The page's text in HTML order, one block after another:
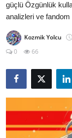
Kore Dünyası
Anime
Dizi & Film
güçlü Özgünlük
analizleri ve fandom
Kozmik Yolcu
0
66